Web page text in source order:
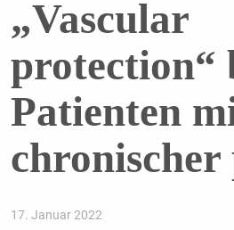
„Vascular
protection“
Patienten
17. Januar 2022